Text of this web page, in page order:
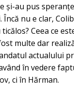
și-au pus
Încă nu e clar,
Ceea ce
multe dar
actualului
în vedere
ci în Hărman.